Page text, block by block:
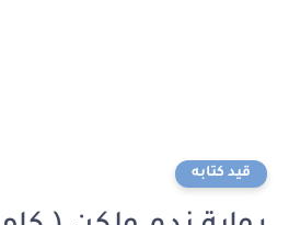
قيد كتابه